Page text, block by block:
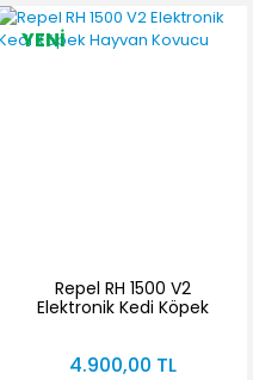
YENİ
Repel RH 1500 V2
Elektronik Kedi Köpek
4.900,00 TL